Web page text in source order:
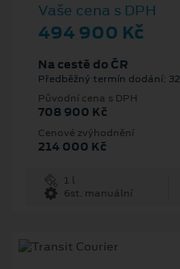
Vaše cena s DPH
494 900 Kč
Na cestě do ČR
Předběžný termín dodání:
Původní cena s DPH
708 900 Kč
Cenové zvýhodnění
214 000 Kč
1 l
6st. manuální